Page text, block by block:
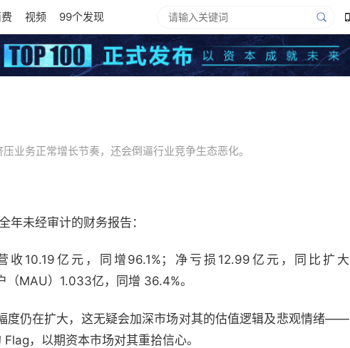
视频 99个发现
业务正常增长节奏，还会倒逼行业竞争生态恶化。
未经审计的财务报告：
收10.19亿元，同增96.1%；净亏损12.99亿元，同比扩大
MAU）1.033亿，同增 36.4%。
度仍在扩大，这无疑会加深市场对其的估值逻辑及悲观情绪——
，以期资本市场对其重拾信心。